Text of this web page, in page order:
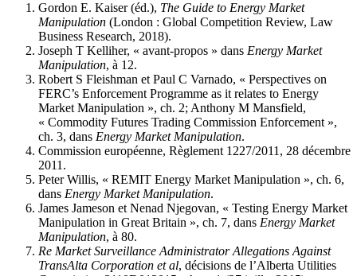
Gordon E. Kaiser (éd.), The Guide to Energy Market
Manipulation (London : Global Competition Review, Law
Business Research, 2018).
Joseph T Kelliher, « avant-propos » dans Energy Market
Manipulation, à 12.
Robert S Fleishman et Paul C Varnado, « Perspectives on
FERC’s Enforcement Programme as it relates to Energy
Market Manipulation », ch. 2; Anthony M Mansfield,
« Commodity Futures Trading Commission Enforcement »,
ch. 3, dans Energy Market Manipulation.
Commission européenne, Règlement 1227/2011, 28 décembre
2011.
Peter Willis, « REMIT Energy Market Manipulation », ch. 6,
dans Energy Market Manipulation.
James Jameson et Nenad Njegovan, « Testing Energy Market
Manipulation in Great Britain », ch. 7, dans Energy Market
Manipulation, à 80.
Re Market Surveillance Administrator Allegations Against
TransAlta Corporation et al, décisions de l’Alberta Utilities